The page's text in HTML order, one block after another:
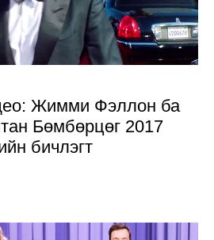
Жимми Фэллон ба
Бөмбөрцөг 2017
бичлэгт